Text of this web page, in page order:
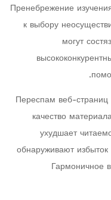
Пренебрежение
к выбору
могут
Переспам веб-
качество
ухудшает
обнаруживают
Гармоничное